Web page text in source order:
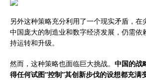
另外这种策略充分利用了一个现实矛盾，在
中国庞大的制造业和数字经济发展，仍需依
持运转和升级。
然而，这种策略也面临巨大挑战。 中国的战
得任何试图“控制”其创新步伐的设想都充满